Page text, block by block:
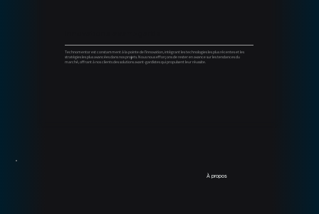
Technomentor est constamment à la pointe de l'innovation, intégrant les technologies les plus récentes et les
stratégies les plus avancées dans nos projets. Nous nous efforçons de rester en avance sur les tendances du
marché, offrant à nos clients des solutions avant-gardistes qui propulsent leur réussite.
À propos